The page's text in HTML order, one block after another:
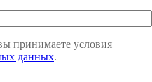
принимаете условия
данных.